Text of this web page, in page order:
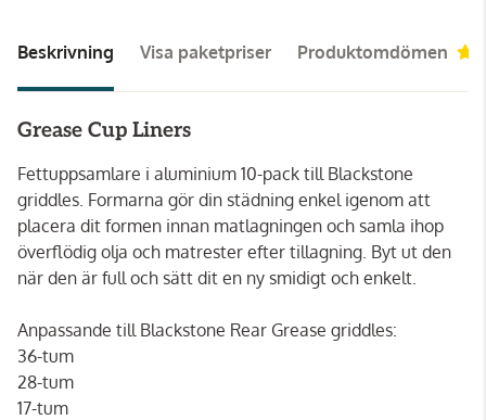
Beskrivning Visa paketpriser Produktomdömen
Grease Cup Liners
Fettuppsamlare i aluminium 10-pack till Blackstone
griddles. Formarna gör din städning enkel igenom att
placera dit formen innan matlagningen och samla ihop
överflödig olja och matrester efter tillagning. Byt ut den
när den är full och sätt dit en ny smidigt och enkelt.
Anpassande till Blackstone Rear Grease griddles:
36-tum
28-tum
17-tum